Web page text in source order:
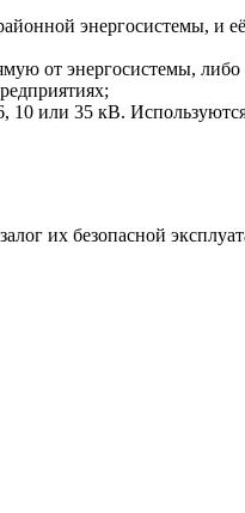
энергосистемы, и
от энергосистемы, либо
или 35 кВ.
их безопасной